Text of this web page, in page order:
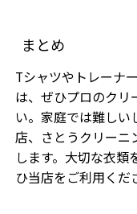
まとめ
Tシャツやトレーナ
は、ぜひプロのクリ
い。家庭では難しい
店、さとうクリーニ
します。大切な衣類
ひ当店をご利用くだ